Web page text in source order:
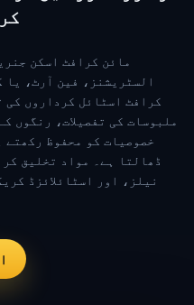
السٹریشنز، فین آرٹ،
کرافٹ اسٹائل کرداروں
خصوصیات کو محفوظ رکھتے
ڈھالتا ہے۔ مواد تخلیق
نیلز، اور اسٹائلائزڈ